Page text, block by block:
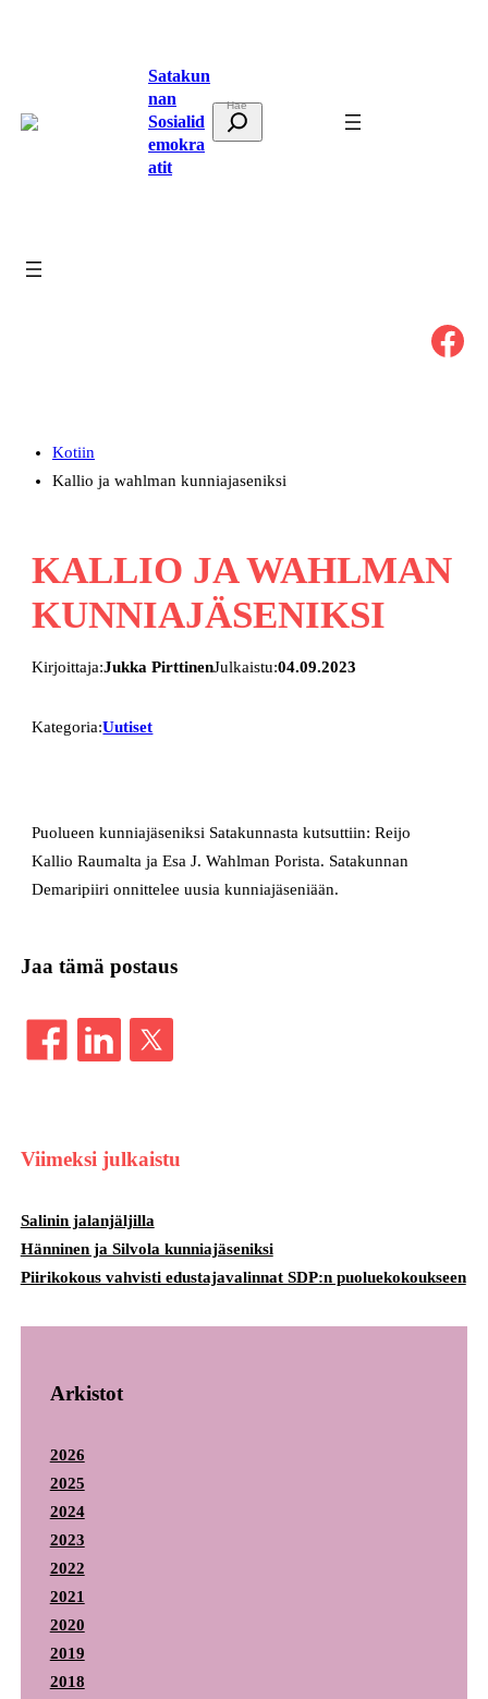
Satakun
nan
Sosialid
emokra
atit
t
Facebook
Kotiin
Kallio ja wahlman kunniajaseniksi
KALLIO JA WAHLMAN
KUNNIAJÄSENIKSI
Kirjoittaja:Jukka PirttinenJulkaistu:04.09.2023
Kategoria:Uutiset
Puolueen kunniajäseniksi Satakunnasta kutsuttiin: Reijo
Kallio Raumalta ja Esa J. Wahlman Porista. Satakunnan
Demaripiiri onnittelee uusia kunniajäseniään.
Jaa tämä postaus
Viimeksi julkaistu
Salinin jalanjäljilla
Hänninen ja Silvola kunniajäseniksi
Piirikokous vahvisti edustajavalinnat SDP:n puoluekokoukseen
Arkistot
2026
2025
2024
2023
2022
2021
2020
2019
2018